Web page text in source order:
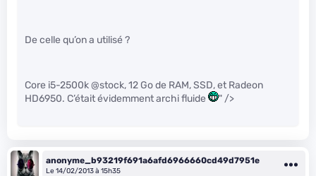
De celle qu’on a utilisé ?
Core i5-2500k @stock, 12 Go de RAM, SSD, et Radeon
HD6950. C’était évidemment archi fluide
" />
anonyme_b93219f691a6afd6966660cd49d7951e
Le 14/02/2013 à 15h35